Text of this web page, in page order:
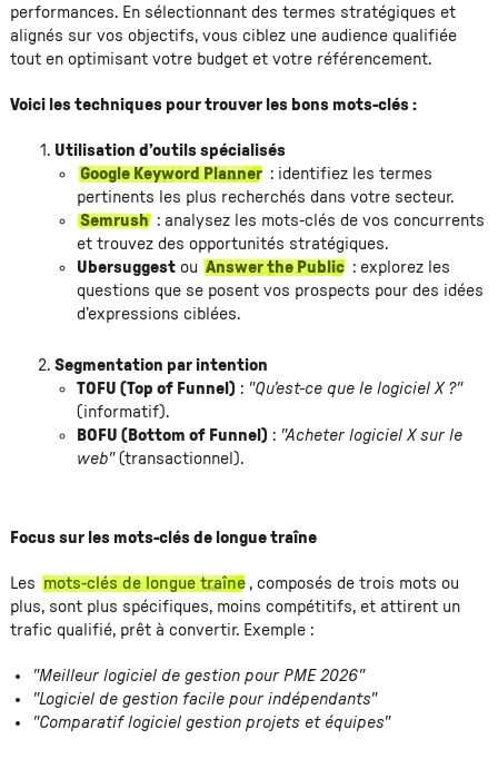
performances. En sélectionnant des termes stratégiques et
alignés sur vos objectifs, vous ciblez une audience qualifiée
tout en optimisant votre budget et votre référencement.
Voici les techniques pour trouver les bons mots-clés :
Utilisation d’outils spécialisés
Google Keyword Planner : identifiez les termes
pertinents les plus recherchés dans votre secteur.
Semrush : analysez les mots-clés de vos concurrents
et trouvez des opportunités stratégiques.
Ubersuggestou Answer the Public : explorez les
questions que se posent vos prospects pour des idées
d’expressions ciblées.
Segmentation par intention
TOFU (Top of Funnel) : "Qu’est-ce que le logiciel X ?"
(informatif).
BOFU (Bottom of Funnel) : "Acheter logiciel X sur le
web"(transactionnel).
Focus sur les mots-clés de longue traîne
Les mots-clés de longue traîne , composés de trois mots ou
plus, sont plus spécifiques, moins compétitifs, et attirent un
trafic qualifié, prêt à convertir. Exemple :
"Meilleur logiciel de gestion pour PME 2026"
"Logiciel de gestion facile pour indépendants"
"Comparatif logiciel gestion projets et équipes"